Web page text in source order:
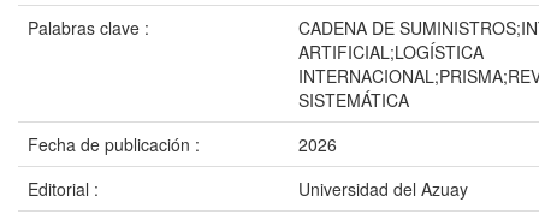
Palabras clave :
CADENA DE
ARTIFICIAL;LOGÍSTICA
SISTEMÁTICA
Fecha de publicación :
2026
Editorial :
Universidad del Azuay